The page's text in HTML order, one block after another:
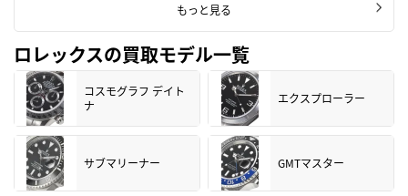
もっと見る
ロレックスの買取モデル一覧
コスモグラフ デイト
ナ
エクスプローラー
サブマリーナー GMTマスター